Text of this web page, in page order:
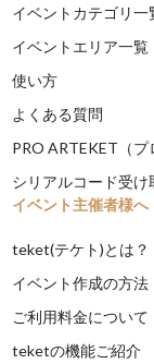
イベントカテゴリ一
イベントエリア一覧
使い方
よくある質問
PRO ARTEKET（プ
シリアルコード受け
イベント主催者様へ
teket(テケト)とは？
イベント作成の方法
ご利用料金について
teketの機能ご紹介